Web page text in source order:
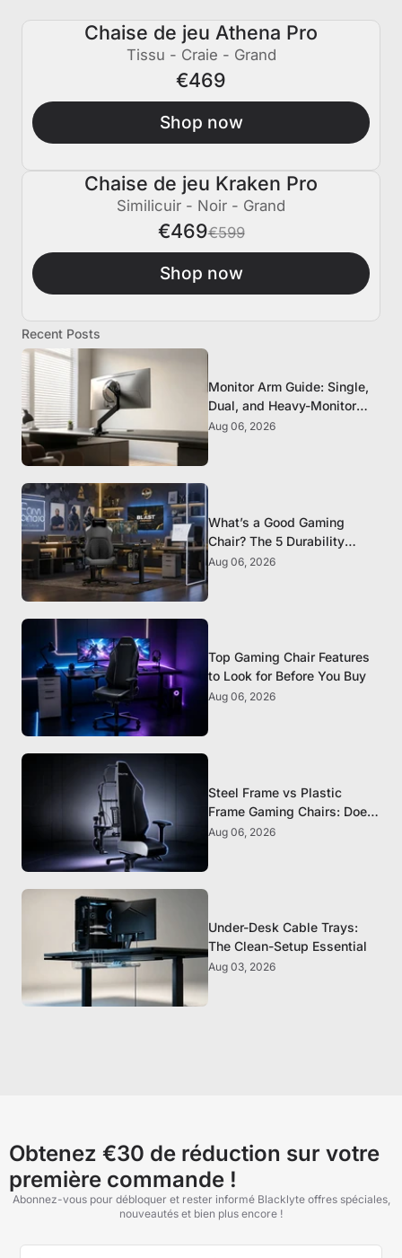
Chaise de jeu Athena Pro
Tissu - Craie - Grand
€469
Shop now
€130 ÉTEINT
Chaise de jeu Kraken Pro
Similicuir - Noir - Grand
€469€599
Shop now
Recent Posts
Monitor Arm Guide: Single,
Dual, and Heavy-Monitor
Mounts
Aug 06, 2026
What’s a Good Gaming
Chair? The 5 Durability
Standards That Actually
Aug 06, 2026
Top Gaming Chair Features
to Look for Before You Buy
Aug 06, 2026
Steel Frame vs Plastic
Frame Gaming Chairs: Does
It Matter?
Aug 06, 2026
Under-Desk Cable Trays:
The Clean-Setup Essential
Aug 03, 2026
Obtenez €30 de réduction sur votre
première commande !
Abonnez-vous pour débloquer et rester informé Blacklyte offres spéciales,
nouveautés et bien plus encore !